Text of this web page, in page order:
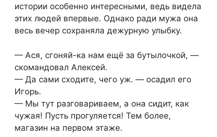
истории особенно интересными, ведь видела
этих людей впервые. Однако ради мужа она
весь вечер сохраняла дежурную улыбку.
— Ася, сгоняй-ка нам ещё за бутылочкой, —
скомандовал Алексей.
— Да сами сходите, чего уж. — осадил его
Игорь.
— Мы тут разговариваем, а она сидит, как
чужая! Пусть прогуляется! Тем более,
магазин на первом этаже.